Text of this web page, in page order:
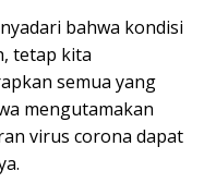
bahwa kondisi
tetap kita
semua yang
mengutamakan
virus corona dapat